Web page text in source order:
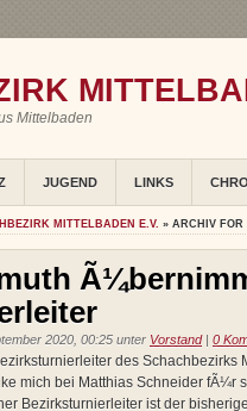
Mittelbaden
JUGEND LINKS
MITTELBADEN E.V. » ARCHIV FOR
2020, 00:25 unter Vorstand| 0
des Schachbezirks
mich bei Matthias Schneider fÃ¼r
Bezirksturnierleiter ist der